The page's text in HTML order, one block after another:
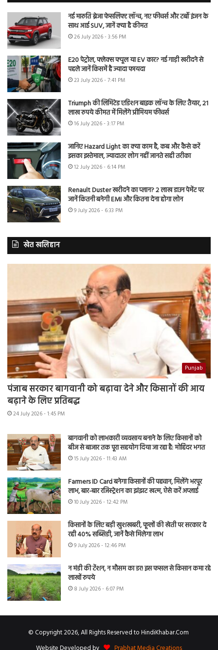
नई मारुति ब्रेजा फेसलिफ्ट लॉन्च, नए फीचर्स और टर्बो इंजन के
साथ आई SUV, जानें क्या है कीमत
26 July 2026 - 3:56 PM
E20 पेट्रोल, फ्लेक्स फ्यूल या EV कार? नई गाड़ी खरीदने से
पहले जानें किसमें है ज्यादा फायदा
23 July 2026 - 7:41 PM
Triumph की लिमिटेड एडिशन बाइक लॉन्च के लिए तैयार, 21
लाख रुपये कीमत में मिलेंगे प्रीमियम फीचर्स
16 July 2026 - 3:17 PM
जानिए Hazard Light का क्या काम है, कब और कैसे करें
इसका इस्तेमाल, ज्यादातर लोग नहीं जानते सही तरीका
12 July 2026 - 6:14 PM
Renault Duster खरीदने का प्लान? 2 लाख डाउन पेमेंट पर
जानें कितनी बनेगी EMI और कितना देना होगा लोन
9 July 2026 - 6:33 PM
खेत खलिहान
Punjab
पंजाब सरकार बागवानी को बढ़ावा देने और किसानों की आय
बढ़ाने के लिए प्रतिबद्ध
24 July 2026 - 1:45 PM
बागवानी को लाभकारी व्यवसाय बनाने के लिए किसानों को
बीज से बाजार तक पूरा सहयोग दिया जा रहा है: मोहिंदर भगत
15 July 2026 - 11:43 AM
Farmers ID Card बनेगा किसानों की पहचान, मिलेंगे भरपूर
लाभ, बार-बार रजिस्ट्रेशन का झंझट खत्म, ऐसे करें अप्लाई
10 July 2026 - 12:42 PM
किसानों के लिए बड़ी खुशखबरी, फूलों की खेती पर सरकार दे
रही 40% सब्सिडी, जानें कैसे मिलेगा लाभ
9 July 2026 - 12:46 PM
न मंडी की टेंशन, न मौसम का डर! इस फसल से किसान कमा रहे
लाखों रुपये
8 July 2026 - 6:07 PM
© Copyright 2026, All Rights Reserved to HindiKhabar.Com